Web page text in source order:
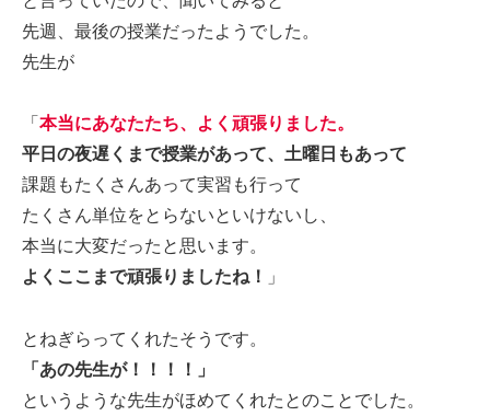
先週、最後の授業だったようでした。
先生が
「 本当にあなたたち、よく頑張りました。
平日の夜遅くまで授業があって、土曜日もあって
課題もたくさんあって実習も行って
たくさん単位をとらないといけないし、
本当に大変だったと思います。
よくここまで頑張りましたね！
」
とねぎらってくれたそうです。
「あの先生が！！！！」
というような先生がほめてくれたとのことでした。